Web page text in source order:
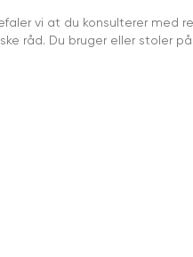
vi at du konsulterer med
råd. Du bruger eller stoler